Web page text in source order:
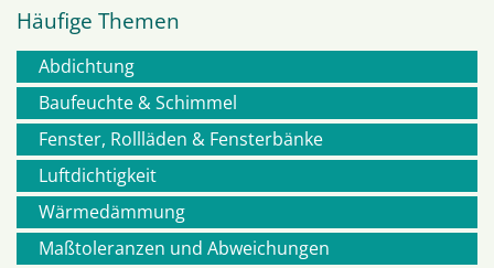
Häufige Themen
Navigation
überspringen
Abdichtung
Baufeuchte & Schimmel
Fenster, Rollläden & Fensterbänke
Luftdichtigkeit
Wärmedämmung
Maßtoleranzen und Abweichungen